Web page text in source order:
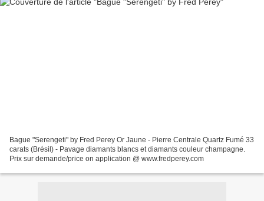
Bague "Serengeti" by Fred Perey Or Jaune - Pierre Centrale Quartz Fumé 33
carats (Brésil) - Pavage diamants blancs et diamants couleur champagne.
Prix sur demande/price on application @ www.fredperey.com